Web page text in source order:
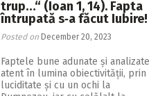
trup…“ (Ioan 1, 14). Fapta
întrupată s‑a făcut Iubire!
Posted on December 20, 2023
Faptele bune adunate și analizate
atent în lumina obiectivității, prin
luciditate și cu un ochi la